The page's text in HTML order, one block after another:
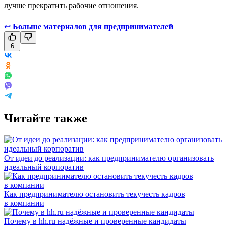
лучше прекратить рабочие отношения.
↩ Больше материалов для предпринимателей
6
Читайте также
От идеи до реализации: как предпринимателю организовать
идеальный корпоратив
Как предпринимателю остановить текучесть кадров
в компании
Почему в hh.ru надёжные и проверенные кандидаты